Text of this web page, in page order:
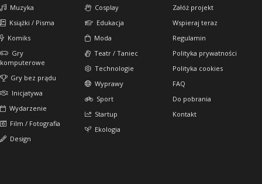
Muzyka
Książki / Pisma
Komiks
Gry
komputerowe
Gry bez prądu
Inicjatywa
Wydarzenie
Film / Fotografia
Design
Cosplay
Edukacja
Moda
Teatr / Taniec
Technologie
Wyprawy
Sport
Startup
Ekologia
Załóż projekt
Wspieraj teraz
Regulamin
Polityka prywatności
Polityka cookies
FAQ
Do pobrania
Kontakt